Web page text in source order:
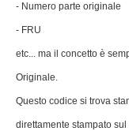
- Numero parte originale
- FRU
etc... ma il concetto è
Originale.
Questo codice si trova
direttamente stampato